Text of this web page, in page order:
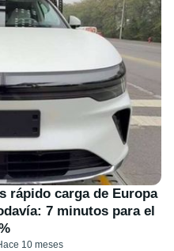
rápido carga de Europa
7 minutos para el
10 meses